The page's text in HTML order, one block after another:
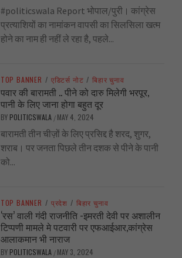
#politicswala Report भोपाल/पुरी। कांग्रेस
प्रत्याशियों का नामांकन वापसी का सिलसिला खत्म
होने का नाम ही नहीं ले रहा है, पहले...
TOP BANNER / एडिटर्स नोट / बिहार चुनाव
पवार की बारामती .. पीने को दारु मिलेगी भरपूर,
पानी के लिए जाना होगा बहुत दूर
BY POLITICSWALA / MAY 4, 2024
बारामती तीन चीज़ों के लिए प्रसिद्द है शरद, शुगर,
शराब। पर जनता पिछले तीन दशक से पीने के पानी
को...
TOP BANNER / प्रदेश / बिहार चुनाव
‘रस’ वाली गंदी राजनीति -इमरती देवी पर अशालीन
टिप्पणी मामले मे पटवारी पर एफआईआर,कांग्रेस
आलाकमान भी नाराज
BY POLITICSWALA / MAY 3, 2024